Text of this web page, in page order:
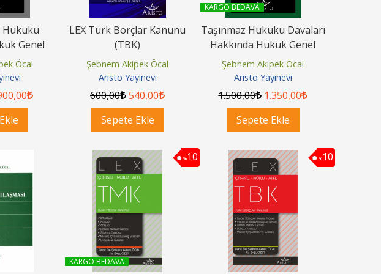
Hukuku
Genel
2020
Öcal
,00
LEX Türk Borçlar Kanunu
(TBK)
Şebnem Akipek Öcal
Aristo Yayınevi
600,00 540,00
Sepete Ekle
KARGO BEDAVA
Taşınmaz Hukuku Davaları
Hakkında Hukuk Genel
Kurulu Kararları 2020
Şebnem Akipek Öcal
Aristo Yayınevi
1.500,00 1.350,00
Sepete Ekle
%10
KARGO BEDAVA
%10